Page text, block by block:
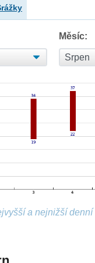
Měsíc:
a nejnižší